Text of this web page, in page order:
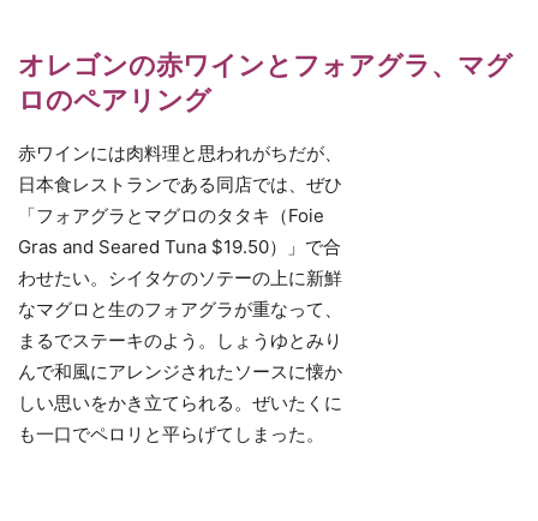
オレゴンの赤ワインとフォアグラ、マグ
ロのペアリング
赤ワインには肉料理と思われがちだが、
日本食レストランである同店では、ぜひ
「フォアグラとマグロのタタキ（Foie
Gras and Seared Tuna $19.50）」で合
わせたい。シイタケのソテーの上に新鮮
なマグロと生のフォアグラが重なって、
まるでステーキのよう。しょうゆとみり
んで和風にアレンジされたソースに懐か
しい思いをかき立てられる。ぜいたくに
も一口でペロリと平らげてしまった。